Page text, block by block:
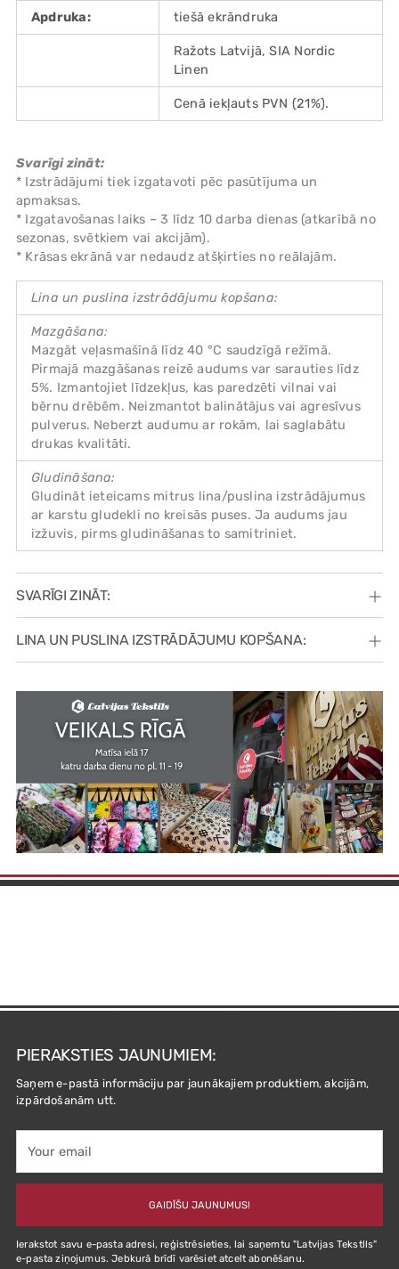
Apdruka: tiešā ekrāndruka
Ražots Latvijā, SIA Nordic
Linen
Cenā iekļauts PVN (21%).
Svarīgi zināt:
* Izstrādājumi tiek izgatavoti pēc pasūtījuma un
apmaksas.
* Izgatavošanas laiks – 3 līdz 10 darba dienas (atkarībā no
sezonas, svētkiem vai akcijām).
* Krāsas ekrānā var nedaudz atšķirties no reālajām.
Lina un puslina izstrādājumu kopšana:
Mazgāšana:
Mazgāt veļasmašīnā līdz 40 °C saudzīgā režīmā.
Pirmajā mazgāšanas reizē audums var sarauties līdz
5%. Izmantojiet līdzekļus, kas paredzēti vilnai vai
bērnu drēbēm. Neizmantot balinātājus vai agresīvus
pulverus. Neberzt audumu ar rokām, lai saglabātu
drukas kvalitāti.
Gludināšana:
Gludināt ieteicams mitrus lina/puslina izstrādājumus
ar karstu gludekli no kreisās puses. Ja audums jau
izžuvis, pirms gludināšanas to samitriniet.
SVARĪGI ZINĀT:
LINA UN PUSLINA IZSTRĀDĀJUMU KOPŠANA:
PIERAKSTIES JAUNUMIEM:
Saņem e-pastā informāciju par jaunākajiem produktiem, akcijām,
izpārdošanām utt.
email
GAIDĪŠU JAUNUMUS!
Ierakstot savu e-pasta adresi, reģistrēsieties, lai saņemtu "Latvijas Tekstlls"
e-pasta ziņojumus. Jebkurā brīdī varēsiet atcelt abonēšanu.